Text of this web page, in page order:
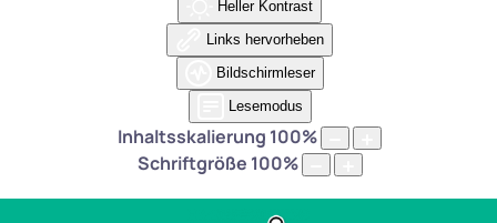
Heller Kontrast
Links hervorheben
Bildschirmleser
Lesemodus
Inhaltsskalierung 100%
Schriftgröße 100%